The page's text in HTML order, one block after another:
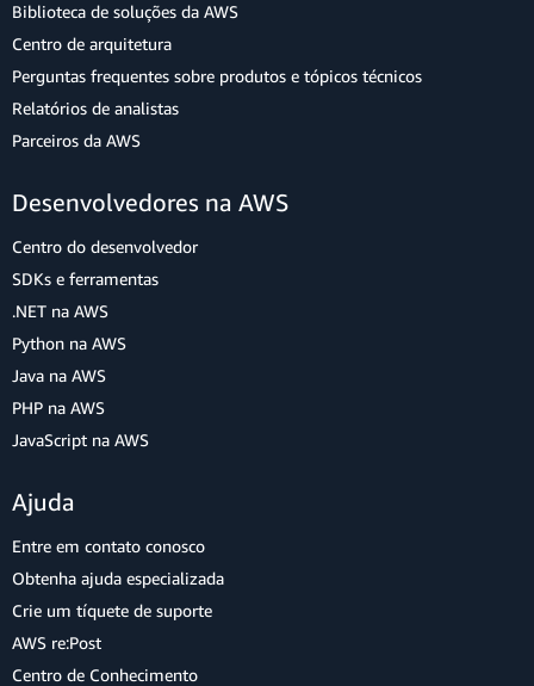
Biblioteca de soluções da AWS
Centro de arquitetura
Perguntas frequentes sobre produtos e tópicos técnicos
Relatórios de analistas
Parceiros da AWS
Desenvolvedores na AWS
Centro do desenvolvedor
SDKs e ferramentas
.NET na AWS
Python na AWS
Java na AWS
PHP na AWS
JavaScript na AWS
Ajuda
Entre em contato conosco
Obtenha ajuda especializada
Crie um tíquete de suporte
AWS re:Post
Centro de Conhecimento